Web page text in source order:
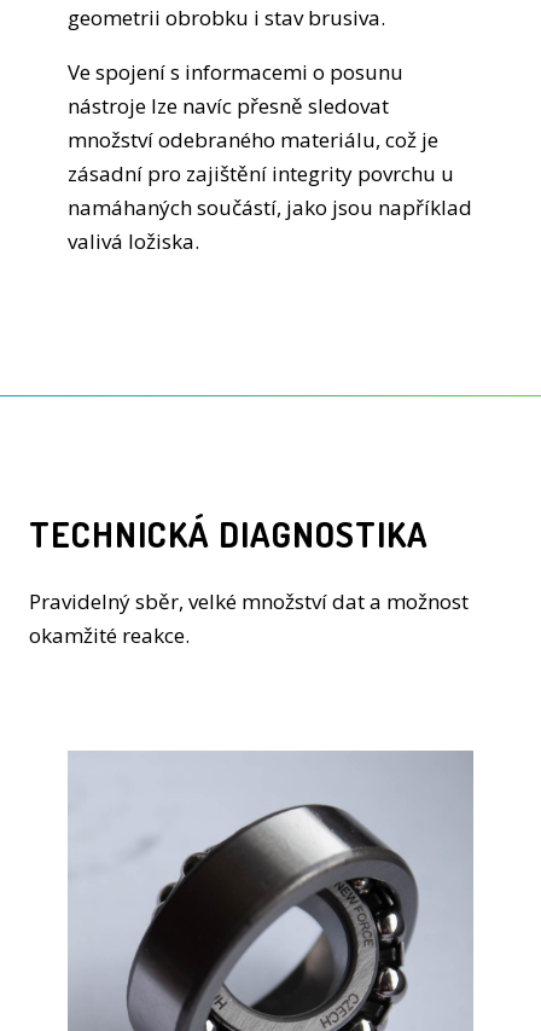
geometrii obrobku i stav brusiva.
Ve spojení s informacemi o posunu
nástroje lze navíc přesně sledovat
množství odebraného materiálu, což je
zásadní pro zajištění integrity povrchu u
namáhaných součástí, jako jsou například
valivá ložiska.
TECHNICKÁ DIAGNOSTIKA
Pravidelný sběr, velké množství dat a možnost
okamžité reakce.